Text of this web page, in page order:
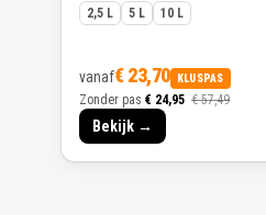
2,5 L 5 L 10 L
vanaf€ 23,70 KLUSPAS
Zonder pas € 24,95 € 57,49
Bekijk →